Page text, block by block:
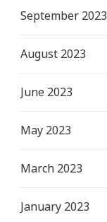
September 2023
August 2023
June 2023
May 2023
March 2023
January 2023